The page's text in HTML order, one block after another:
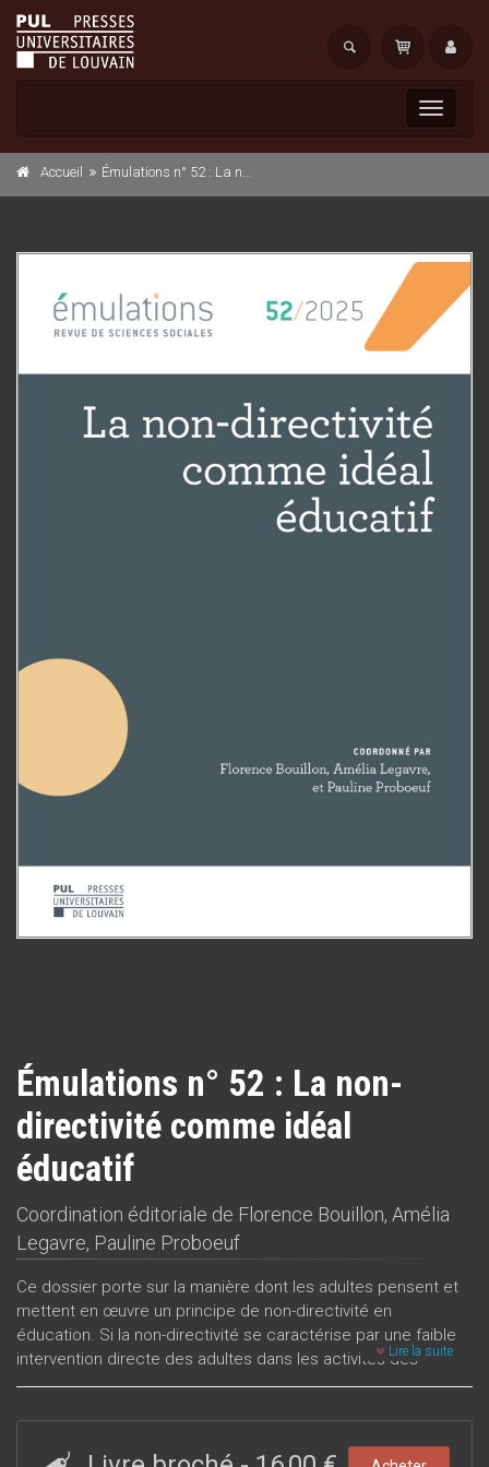
Toggle
Accueil Émulations n° 52 : La non-directivité comme idéal éducatif
Émulations n° 52 : La non-
directivité comme idéal
éducatif
Coordination éditoriale de Florence Bouillon, Amélia
Legavre, Pauline Proboeuf
Ce dossier porte sur la manière dont les adultes pensent et
mettent en œuvre un principe de non-directivité en
éducation. Si la non-directivité se caractérise par une faible
intervention directe des adultes dans les activités des
enfants, et par une aspiration à l'expression singulière de
sur les diverses affiliations théoriques et normatives de la
Lire la suite